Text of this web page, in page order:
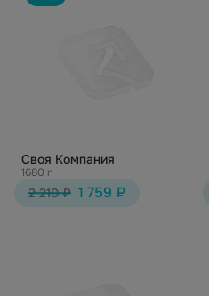
Своя Компания
1680 г
2 210 ₽ 1 759 ₽